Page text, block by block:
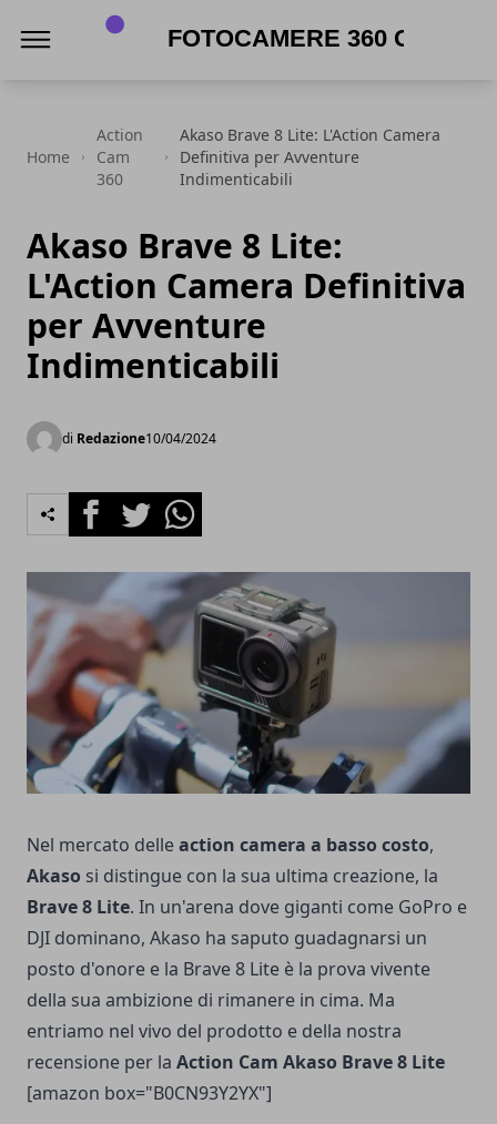
Home
Action
Cam
360
Akaso Brave 8 Lite: L'Action Camera
Definitiva per Avventure
Indimenticabili
Akaso Brave 8 Lite:
L'Action Camera Definitiva
per Avventure
Indimenticabili
di Redazione10/04/2024
FacebookTwitterWhatsapp
Nel mercato delleaction camera a basso costo,
Akaso si distingue con la sua ultima creazione, la
Brave 8 Lite. In un'arena dove giganti come GoPro e
DJI dominano, Akaso ha saputo guadagnarsi un
posto d'onore e la Brave 8 Lite è la prova vivente
della sua ambizione di rimanere in cima. Ma
entriamo nel vivo del prodotto e della nostra
recensione per la Action Cam Akaso Brave 8 Lite
[amazon box="B0CN93Y2YX"]